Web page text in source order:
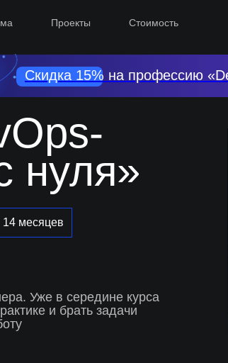
Проекты Стоимость
Уже в середине курса
и брать задачи
нуля»
14 месяцев
Скидка 15% на профессию